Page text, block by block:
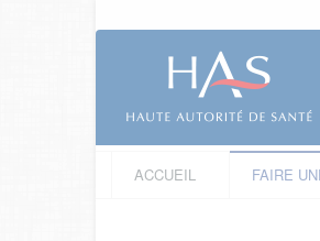
ACCUEIL FAIRE